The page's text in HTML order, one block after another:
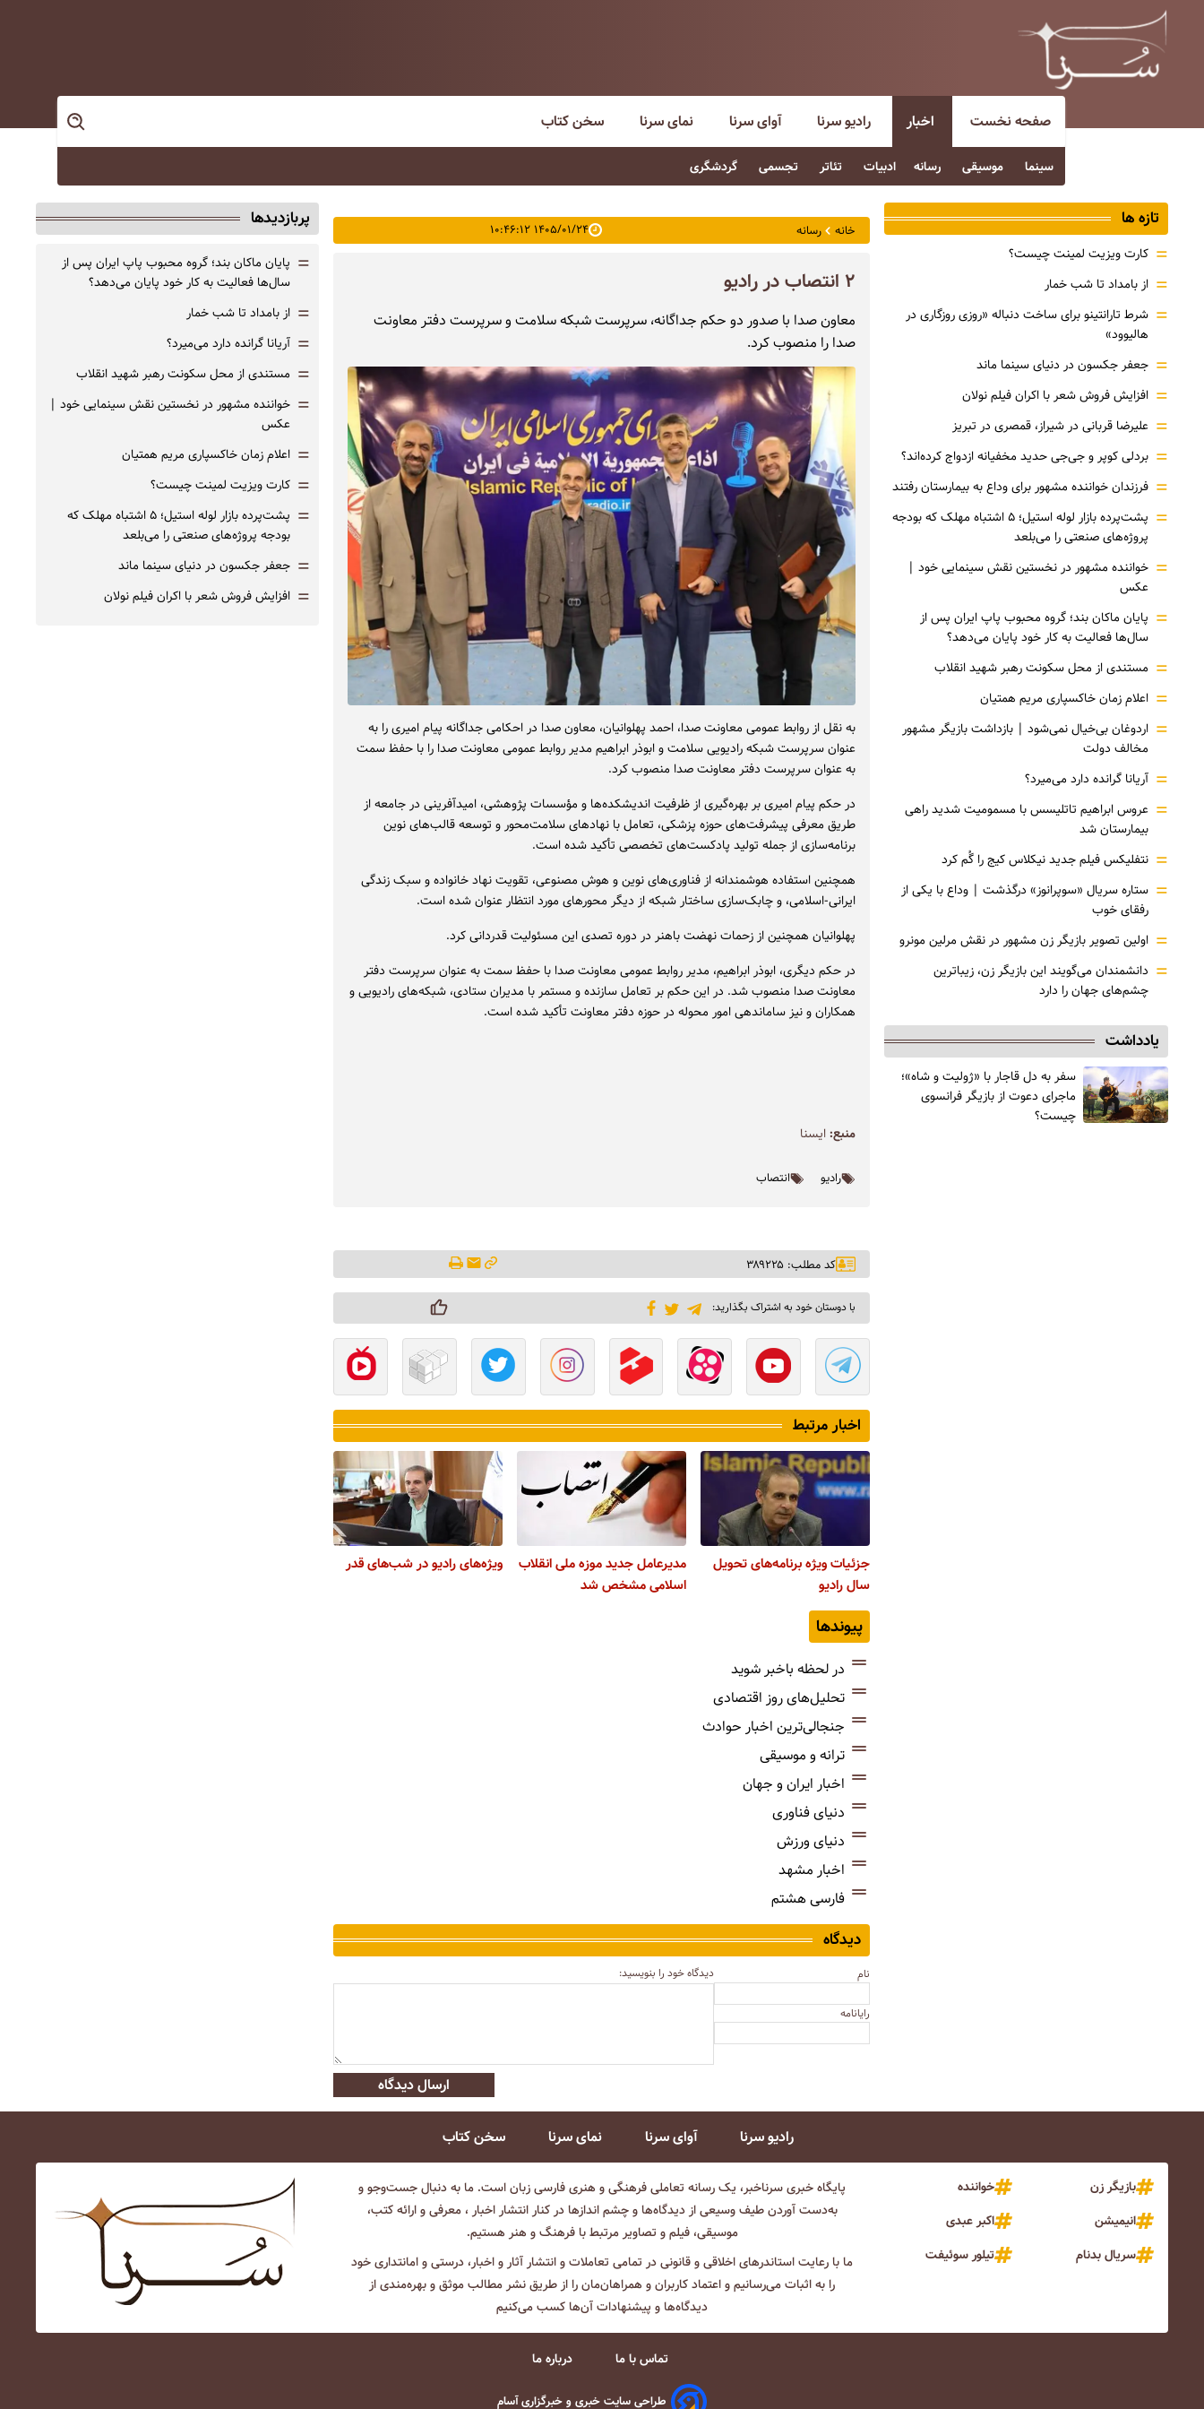
صفحه نخست اخبار
سینما موسیقی رسانه ادبیات تئاتر تجسمی گردشگری
رادیو سرنا آوای سرنا نمای سرنا سخن کتاب
خانه رسانه ۱۴۰۵/۰۱/۲۴ ۱۰:۴۶:۱۲
۲ انتصاب در رادیو
معاون صدا با صدور دو حکم جداگانه، سرپرست شبکه سلامت و سرپرست دفتر معاونت
صدا را منصوب کرد.
به نقل از روابط عمومی معاونت صدا، احمد پهلوانیان، معاون صدا در احکامی جداگانه پیام امیری را به
عنوان سرپرست شبکه رادیویی سلامت و ابوذر ابراهیم مدیر روابط عمومی معاونت صدا را با حفظ سمت
به عنوان سرپرست دفتر معاونت صدا منصوب کرد.
در حکم پیام امیری بر بهره‌گیری از ظرفیت اندیشکده‌ها و مؤسسات پژوهشی، امیدآفرینی در جامعه از
طریق معرفی پیشرفت‌های حوزه پزشکی، تعامل با نهادهای سلامت‌محور و توسعه قالب‌های نوین
برنامه‌سازی از جمله تولید پادکست‌های تخصصی تأکید شده است.
همچنین استفاده هوشمندانه از فناوری‌های نوین و هوش مصنوعی، تقویت نهاد خانواده و سبک زندگی
ایرانی-اسلامی، و چابک‌سازی ساختار شبکه از دیگر محورهای مورد انتظار عنوان شده است.
پهلوانیان همچنین از زحمات نهضت باهنر در دوره تصدی این مسئولیت قدردانی کرد.
در حکم دیگری، ابوذر ابراهیم، مدیر روابط عمومی معاونت صدا با حفظ سمت به عنوان سرپرست دفتر
معاونت صدا منصوب شد. در این حکم بر تعامل سازنده و مستمر با مدیران ستادی، شبکه‌های رادیویی و
همکاران و نیز ساماندهی امور محوله در حوزه دفتر معاونت تأکید شده است.
منبع:ايسنا
رادیو انتصاب
کد مطلب: ۳۸۹۲۲۵
با دوستان خود به اشتراک بگذارید:
اخبار مرتبط
جزئیات ویژه برنامه‌های تحویل
سال رادیو
مدیرعامل جدید موزه ملی انقلاب
اسلامی مشخص شد
ویژه‌های رادیو در شب‌های قدر
پیوندها
در لحظه باخبر شوید
تحلیل‌های روز اقتصادی
جنجالی‌ترین اخبار حوادث
ترانه و موسیقی
اخبار ایران و جهان
دنیای فناوری
دنیای ورزش
اخبار مشهد
فارسی هشتم
دیدگاه
نام
رایانامه
دیدگاه خود را بنویسید:
ارسال دیدگاه
تازه ها
= کارت ویزیت لمینت چیست؟
= از بامداد تا شب خمار
= شرط تارانتینو برای ساخت دنباله «روزی روزگاری در
هالیوود»
= جعفر جکسون در دنیای سینما ماند
= افزایش فروش شعر با اکران فیلم نولان
= علیرضا قربانی در شیراز، قمصری در تبریز
= بردلی کوپر و جی‌جی حدید مخفیانه ازدواج کرده‌اند؟
= فرزندان خواننده مشهور برای وداع به بیمارستان رفتند
=
پشت‌پرده بازار لوله استیل؛ ۵ اشتباه مهلک که بودجه
پروژه‌های صنعتی را می‌بلعد
= خواننده مشهور در نخستین نقش سینمایی خود |‌
عکس
= پایان ماکان بند؛ گروه محبوب پاپ ایران پس از
سال‌ها فعالیت به کار خود پایان می‌دهد؟
= مستندی از محل سکونت رهبر شهید انقلاب
= اعلام زمان خاکسپاری مریم همتیان
= اردوغان بی‌خیال نمی‌شود | بازداشت بازیگر مشهور
مخالف دولت
= آریانا گرانده دارد می‌میرد؟
= عروس ابراهیم تاتلیسس با مسمومیت شدید راهی
بیمارستان شد
= نتفلیکس فیلم جدید نیکلاس کیج را گُم کرد
= ستاره سریال «سوپرانوز» درگذشت | وداع با یکی از
رفقای خوب
= اولین تصویر بازیگر زن مشهور در نقش مرلین مونرو
= دانشمندان می‌گویند این بازیگر زن، زیباترین
چشم‌های جهان را دارد
یادداشت
سفر به دل قاجار با «ژولیت و شاه»؛
ماجرای دعوت از ‌بازیگر فرانسوی
چیست؟
پربازدیدها
= پایان ماکان بند؛ گروه محبوب پاپ ایران پس از
سال‌ها فعالیت به کار خود پایان می‌دهد؟
= از بامداد تا شب خمار
= آریانا گرانده دارد می‌میرد؟
= مستندی از محل سکونت رهبر شهید انقلاب
= خواننده مشهور در نخستین نقش سینمایی خود |‌
عکس
= اعلام زمان خاکسپاری مریم همتیان
= کارت ویزیت لمینت چیست؟
=
پشت‌پرده بازار لوله استیل؛ ۵ اشتباه مهلک که
بودجه پروژه‌های صنعتی را می‌بلعد
= جعفر جکسون در دنیای سینما ماند
= افزایش فروش شعر با اکران فیلم نولان
رادیو سرنا آوای سرنا نمای سرنا سخن کتاب
بازیگر زن
خواننده
انیمیشن
اکبر عبدی
سریال بدنام
تیلور سوئیفت
پایگاه خبری سرناخبر، یک رسانه تعاملی فرهنگی و هنری فارسی زبان است. ما به دنبال جست‌و‌جو و
به‌دست آوردن طیف وسیعی از دیدگاه‌ها و چشم انداز‌ها در کنار انتشار اخبار ، معرفی و ارائه کتب،
موسیقی، فیلم و تصاویر مرتبط با فرهنگ و هنر هستیم.
ما با رعایت استاندرهای اخلاقی و قانونی در تمامی تعاملات و انتشار آثار و اخبار، درستی و امانتداری خود
را به اثبات می‌رسانیم و اعتماد کاربران و همراهان‌مان را از طریق نشر مطالب موثق و بهره‌مندی از
دیدگاه‌ها و پیشنهادات آن‌ها کسب می‌کنیم
تماس با ما درباره ما
طراحی سایت خبری و خبرگزاری آسام